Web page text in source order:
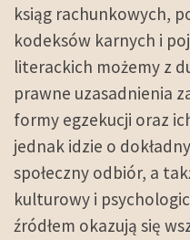
ksiąg rachunkowych,
kodeksów karnych i
literackich możemy z
prawne uzasadnienia
formy egzekucji oraz
jednak idzie o
społeczny odbiór, a
kulturowy i
źródłem okazują się